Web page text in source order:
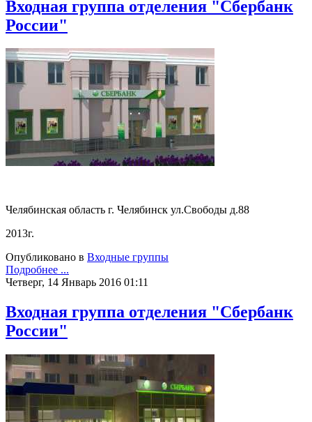
Входная группа отделения "Сбербанк
России"
Челябинская область г. Челябинск ул.Свободы д.88
2013г.
Опубликовано в Входные группы
Подробнее ...
Четверг, 14 Январь 2016 01:11
Входная группа отделения "Сбербанк
России"